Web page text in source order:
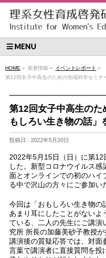
MENU
HOME » 新着情報 » イベントレポート »
第12回女子中高生のための先端科学セミナ
第12回女子中高生の
もしろい生き物の話」
投稿日 : 2022年5月20日
2022年5月15日（日）に第12
した。新型コロナウイルス
面とオンラインでの初のハイ
る中で沢山の方々にご参加い
今回は「おもしろい生き物の
あまり耳にしたことがない
ている、二人の先生にご講演
究所 所長の加藤美砂子教授が
講演後の質疑応答では、対面
言葉で講演者に直接質問を投